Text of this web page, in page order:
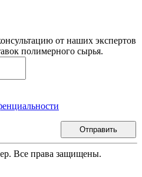
от наших экспертов
полимерного сырья.
Отправить
Все права защищены.